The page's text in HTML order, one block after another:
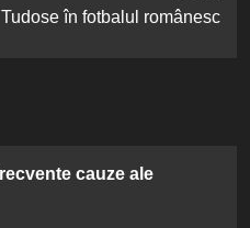
în fotbalul românesc
cauze ale